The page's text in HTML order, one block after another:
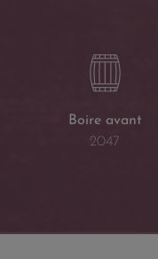
Boire avant
2047